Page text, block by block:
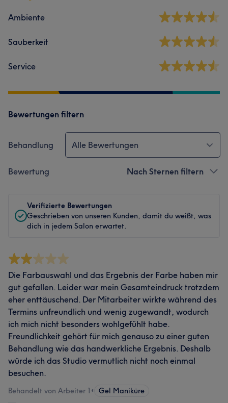
Ambiente
Sauberkeit
Service
Bewertungen filtern
Behandlung Alle Bewertungen
Bewertung Nach Sternen filtern
Verifizierte Bewertungen
Geschrieben von unseren Kunden, damit du weißt, was
dich in jedem Salon erwartet.
Die Farbauswahl und das Ergebnis der Farbe haben mir
gut gefallen. Leider war mein Gesamteindruck trotzdem
eher enttäuschend. Der Mitarbeiter wirkte während des
Termins unfreundlich und wenig zugewandt, wodurch
ich mich nicht besonders wohlgefühlt habe.
Freundlichkeit gehört für mich genauso zu einer guten
Behandlung wie das handwerkliche Ergebnis. Deshalb
würde ich das Studio vermutlich nicht noch einmal
besuchen.
Behandelt von Arbeiter 1 • Gel Maniküre